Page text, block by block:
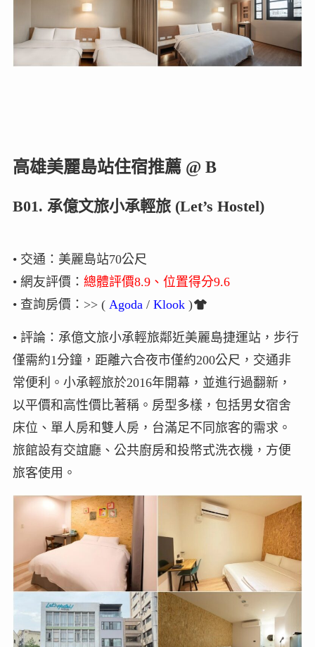
高雄美麗島站住宿推薦 @ B
B01. 承億文旅小承輕旅 (Let’s Hostel)
• 交通：美麗島站70公尺
• 網友評價： 總體評價8.9、位置得分9.6
• 查詢房價：>> ( Agoda/ Klook)
• 評論：承億文旅小承輕旅鄰近美麗島捷運站，步行
僅需約1分鐘，距離六合夜市僅約200公尺，交通非
常便利。小承輕旅於2016年開幕，並進行過翻新，
以平價和高性價比著稱。房型多樣，包括男女宿舍
床位、單人房和雙人房，台滿足不同旅客的需求。
旅館設有交誼廳、公共廚房和投幣式洗衣機，方便
旅客使用。